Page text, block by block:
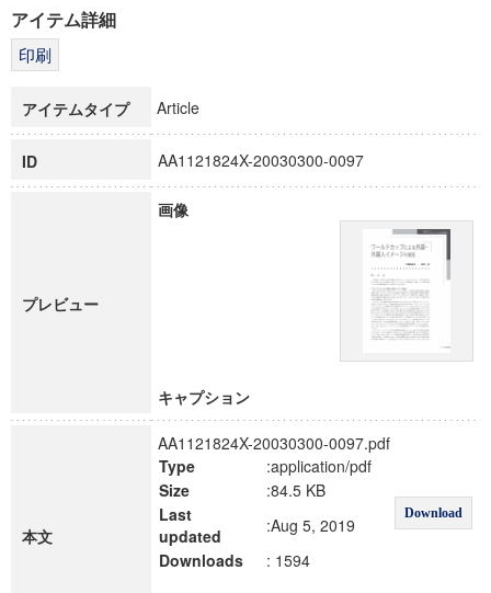
科学研究費補助金研究成果報告書
博士課程教育リーディングプログラム「超成熟社会発展のサ
アイテム詳細
アイテムタイプ Article
ID AA1121824X-20030300-0097
プレビュー
画像
キャプション
本文
AA1121824X-20030300-0097.pdf
Type
:application/pdf
Download
Size
:84.5 KB
Last
updated
:Aug 5, 2019
Downloads
: 1594